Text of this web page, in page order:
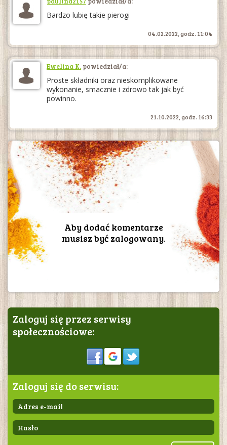
Bardzo lubię takie pierogi
04.02.2022, godz. 11:04
Ewelina K. powiedział/a:
Proste składniki oraz nieskomplikowane
wykonanie, smacznie i zdrowo tak jak być
powinno.
21.10.2022, godz. 16:33
Aby dodać komentarze
musisz być zalogowany.
Zaloguj się przez serwisy
społecznościowe:
Sign in
Zaloguj się do serwisu: